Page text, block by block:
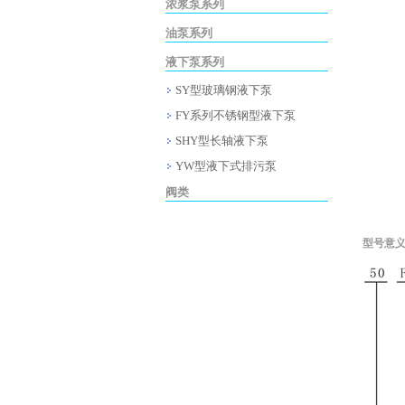
浓浆泵系列
油泵系列
液下泵系列
SY型玻璃钢液下泵
FY系列不锈钢型液下泵
SHY型长轴液下泵
YW型液下式排污泵
阀类
型号意义